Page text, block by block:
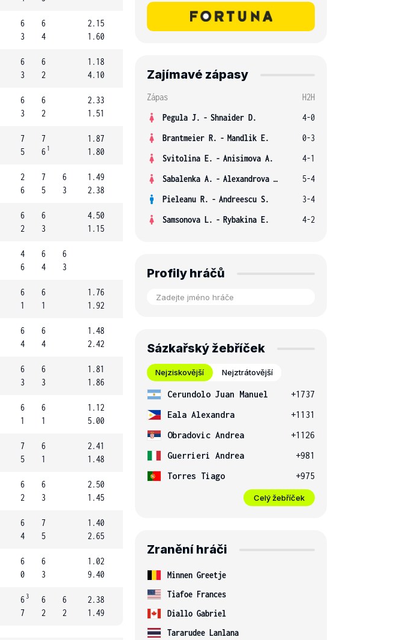
6
3
6
4
2.15
1.60
6
3
6
2
1.18
4.10
6
3
6
2
2.33
1.51
7
5
7
6 1
1.87
1.80
2
6
7
5
6
3
1.49
2.38
6
2
6
3
4.50
1.15
4
6
6
4
6
3
6
1
6
1
1.76
1.92
6
4
6
4
1.48
2.42
6
3
6
3
1.81
1.86
6
1
6
1
1.12
5.00
7
5
6
1
2.41
1.48
6
2
6
3
2.50
1.45
6
4
7
5
1.40
2.65
6
0
6
3
1.02
9.40
6 3
7
6
2
6
2
2.38
1.49
Zajímavé zápasy
Zápas
H2H
Pegula J. - Shnaider D.
4-0
Brantmeier R. - Mandlik E.
0-3
Svitolina E. - Anisimova A.
4-1
Sabalenka A. - Alexandrova E.
5-4
Pieleanu R. - Andreescu S.
3-4
Samsonova L. - Rybakina E. 4-2
Profily hráčů
Sázkařský žebříček
Nejziskovější Nejztrátovější
Cerundolo Juan Manuel
+1737
Eala Alexandra
+1131
Obradovic Andrea
+1126
Guerrieri Andrea
+981
Torres Tiago
+975
Celý žebříček
Zranění hráči
Minnen Greetje
Tiafoe Frances
Diallo Gabriel
Tararudee Lanlana